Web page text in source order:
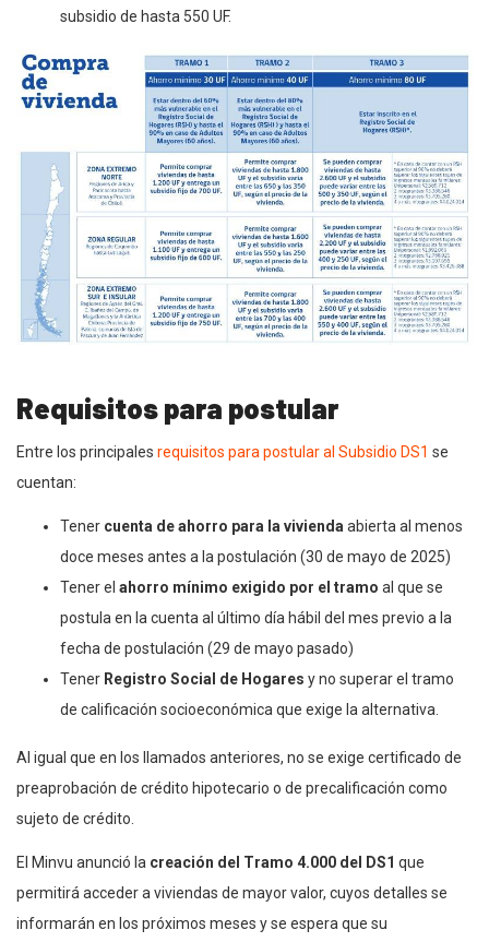
subsidio de hasta 550 UF.
Requisitos para postular
Entre los principales requisitos para postular al Subsidio DS1 se
cuentan:
Tener cuenta de ahorro para la vivienda abierta al menos
doce meses antes a la postulación (30 de mayo de 2025)
Tener el ahorro mínimo exigido por el tramo al que se
postula en la cuenta al último día hábil del mes previo a la
fecha de postulación (29 de mayo pasado)
Tener Registro Social de Hogares y no superar el tramo
de calificación socioeconómica que exige la alternativa.
Al igual que en los llamados anteriores, no se exige certificado de
preaprobación de crédito hipotecario o de precalificación como
sujeto de crédito.
El Minvu anunció la creación del Tramo 4.000 del DS1 que
permitirá acceder a viviendas de mayor valor, cuyos detalles se
informarán en los próximos meses y se espera que su